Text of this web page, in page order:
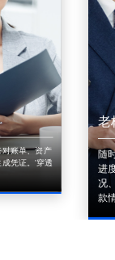
账单、资产
凭证。'穿透
老
随
进
况
款